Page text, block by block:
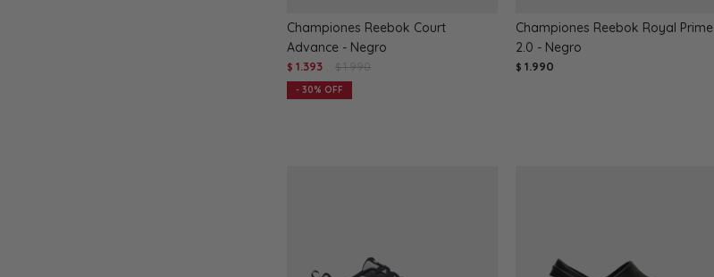
Championes Reebok Court
Advance - Negro
$ 1.393 $ 1.990
30
Championes Reebok Royal Prime
2.0 - Negro
$ 1.990